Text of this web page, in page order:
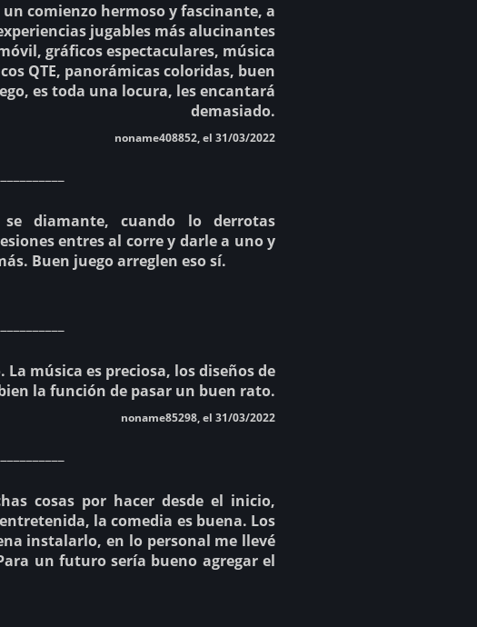
comienzo hermoso y fascinante, a
jugables más alucinantes
gráficos espectaculares, música
QTE, panorámicas coloridas, buen
es toda una locura, les encantará
demasiado.
noname408852, el 31/03/2022
diamante, cuando lo derrotas
entres al corre y darle a uno y
Buen juego arreglen eso sí.
música es preciosa, los diseños de
la función de pasar un buen rato.
noname85298, el 31/03/2022
cosas por hacer desde el inicio,
la comedia es buena. Los
instalarlo, en lo personal me llevé
un futuro sería bueno agregar el